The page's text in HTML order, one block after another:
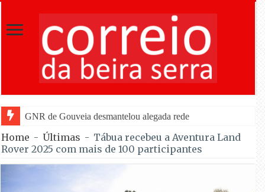
GNR de Gouveia desmantelou alegada rede de furtos de cobre;
Home - Últimas - Tábua recebeu a Aventura Land
Rover 2025 com mais de 100 participantes